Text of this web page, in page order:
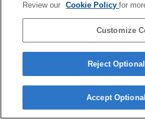
Review our Cookie Policyfor
Customize
Reject
Accept